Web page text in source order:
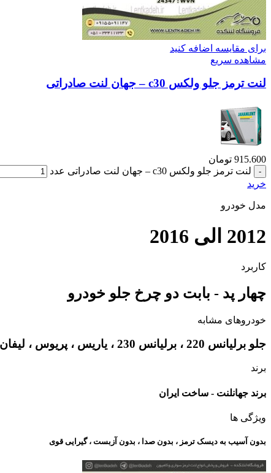
برای مقایسه اضافه کنید
مشاهده سریع
لنت ترمز جلو ولکس c30 – جهان لنت صادراتی
915.600 تومان
لنت ترمز جلو ولکس c30 – جهان لنت صادراتی عدد
خرید
مدل خودرو
2012 الی 2016
کاربرد
چهار پد - بابت دو چرخ جلو خودرو
خودروهای مشابه
جلو برلیانس 220 ، برلیانس 230 ، یاریس ، پریوس ، لیفان X50 ، ولکس C30
برند
برند جهانلنت - ساخت ایران
ویژگی ها
بدون آسیب به دیسک ترمز ، بدون صدا ، بدون آزبست ، گیرایی قوی​